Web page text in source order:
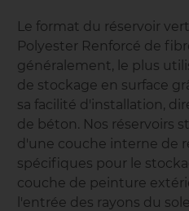
Le format du réservoir
Polyester Renforcé de
généralement, le plus
de stockage en surface
sa facilité d'installation,
de béton. Nos réservoirs
d'une couche interne de
spécifiques pour le
couche de peinture
l'entrée des rayons du